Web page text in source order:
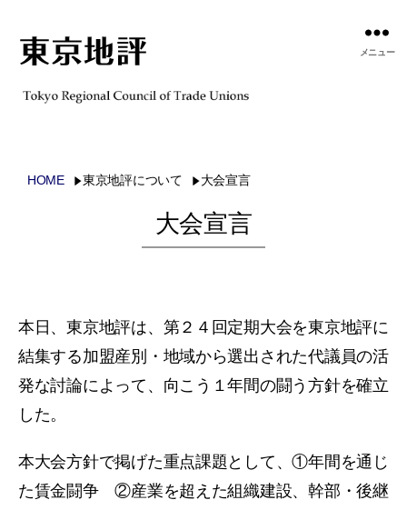
メニュー
HOME 東京地評について 大会宣言
大会宣言
本日、東京地評は、第２４回定期大会を東京地評に
結集する加盟産別・地域から選出された代議員の活
発な討論によって、向こう１年間の闘う方針を確立
した。
本大会方針で掲げた重点課題として、①年間を通じ
た賃金闘争 ②産業を超えた組織建設、幹部・後継